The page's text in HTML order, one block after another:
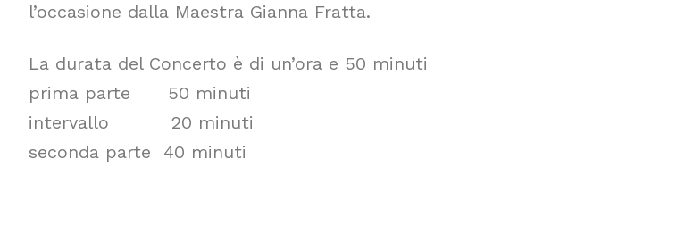
l’occasione dalla Maestra Gianna Fratta.
La durata del Concerto è di un’ora e 50 minuti
prima parte 50 minuti
intervallo 20 minuti
seconda parte 40 minuti